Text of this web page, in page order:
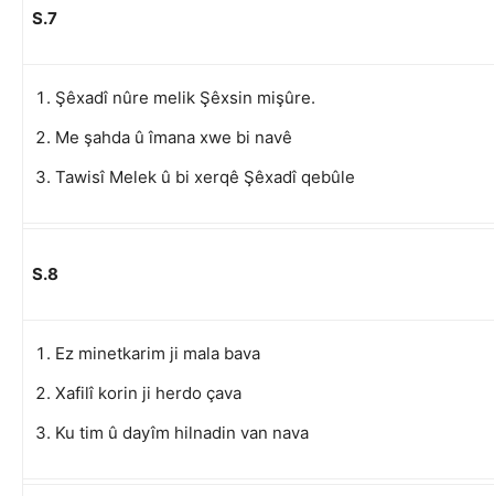
S.7
Şêxadî nûre melik Şêxsin mişûre.
Me şahda û îmana xwe bi navê
Tawisî Melek û bi xerqê Şêxadî qebûle
S.8
Ez minetkarim ji mala bava
Xafilî korin ji herdo çava
Ku tim û dayîm hilnadin van nava